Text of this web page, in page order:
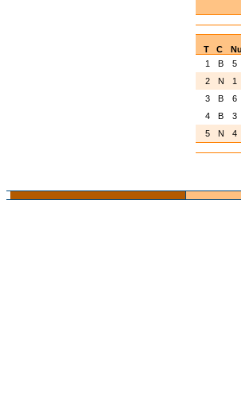
T C
1
B 5
2
N 1
3
B 6
4
B 3
5
N 4